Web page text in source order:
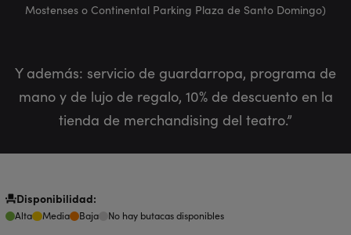
Mostenses o Continental Parking Plaza de Santo Domingo)
Y además: servicio de guardarropa, programa de
mano y de lujo de regalo, 10% de descuento en la
tienda de merchandising del teatro.”
Disponibilidad:
Alta Media Baja No hay butacas disponibles